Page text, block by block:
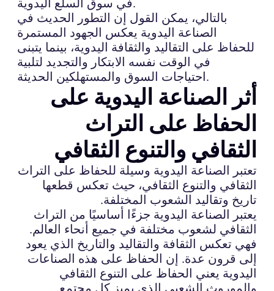
في سوق السلع اليدوية.
بالتالي، يمكن القول إن التطور الحديث في
الصناعة اليدوية يعكس الجهود المستمرة
للحفاظ على التقاليد والثقافة اليدوية، بينما يتبنى
في الوقت نفسه الابتكار والتجديد لتلبية
احتياجات السوق والمستهلكين الحديثة.
أثر الصناعة اليدوية على
الحفاظ على التراث
الثقافي والتنوع الثقافي
تعتبر الصناعة اليدوية وسيلة للحفاظ على التراث
الثقافي والتنوع الثقافي، حيث تعكس قطعها
تاريخ وتقاليد الشعوب المختلفة.
يعتبر الصناعة اليدوية جزءًا أساسيًا من التراث
الثقافي لشعوب مختلفة في جميع أنحاء العالم.
فهي تعكس الثقافة والتقاليد والتاريخ الذي يعود
إلى قرون عدة. إن الحفاظ على هذه الصناعات
اليدوية يعني الحفاظ على التنوع الثقافي
والموروث الشعبي الذي يميز كل مجتمع.